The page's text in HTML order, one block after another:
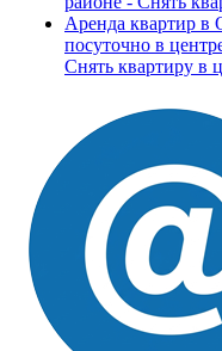
Аренда квартир в
посуточно в
Снять квартиру в